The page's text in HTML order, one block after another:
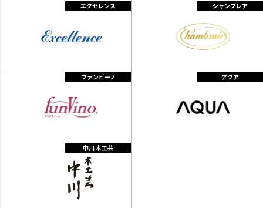
エクセレンス シャンブレア
ファンビーノ アクア
中川 木工芸